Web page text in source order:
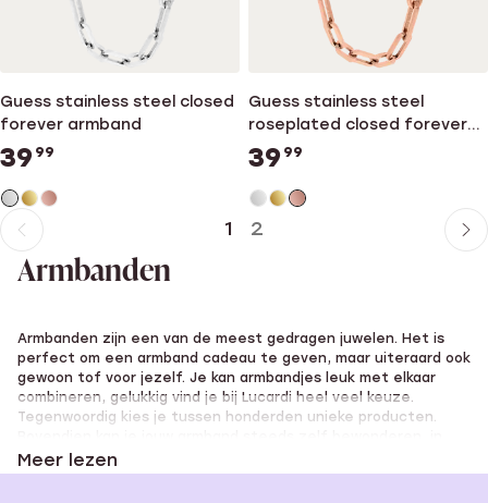
Guess stainless steel closed
forever armband
39 99
Guess stainless steel
roseplated closed forever
armband
39 99
Huidige
pagina
1 2
Ga
naarArmbanden
Armbanden zijn een van de meest gedragen juwelen. Het is
perfect om een armband cadeau te geven, maar uiteraard ook
gewoon tof voor jezelf. Je kan armbandjes leuk met elkaar
combineren, gelukkig vind je bij Lucardi heel veel keuze.
Tegenwoordig kies je tussen honderden unieke producten.
tegenstelling tot een ketting of oorbellen. Je ziet ze namelijk
steeds aan je arm sprankelen! Ben jij op zoek naar een
Meer lezen